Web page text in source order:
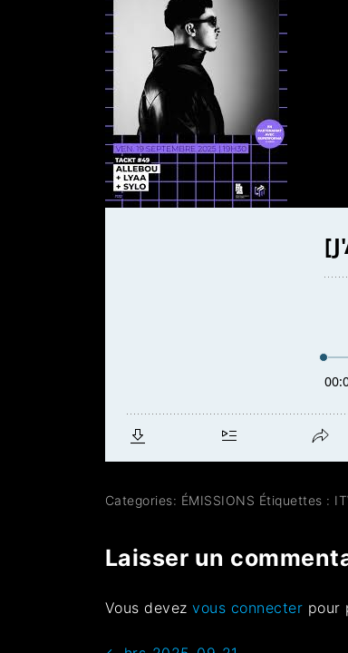
Categories: ÉMISSIONS Étiquettes :
Laisser un
Vous devezvous connecter pour